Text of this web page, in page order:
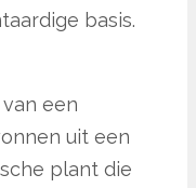
basis.
een
uit een
plant die